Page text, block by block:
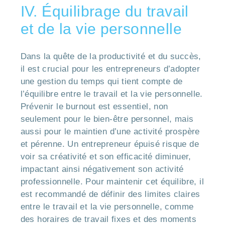
IV. Équilibrage du travail
et de la vie personnelle
Dans la quête de la productivité et du succès,
il est crucial pour les entrepreneurs d’adopter
une gestion du temps qui tient compte de
l’équilibre entre le travail et la vie personnelle.
Prévenir le burnout est essentiel, non
seulement pour le bien-être personnel, mais
aussi pour le maintien d’une activité prospère
et pérenne. Un entrepreneur épuisé risque de
voir sa créativité et son efficacité diminuer,
impactant ainsi négativement son activité
professionnelle. Pour maintenir cet équilibre, il
est recommandé de définir des limites claires
entre le travail et la vie personnelle, comme
des horaires de travail fixes et des moments